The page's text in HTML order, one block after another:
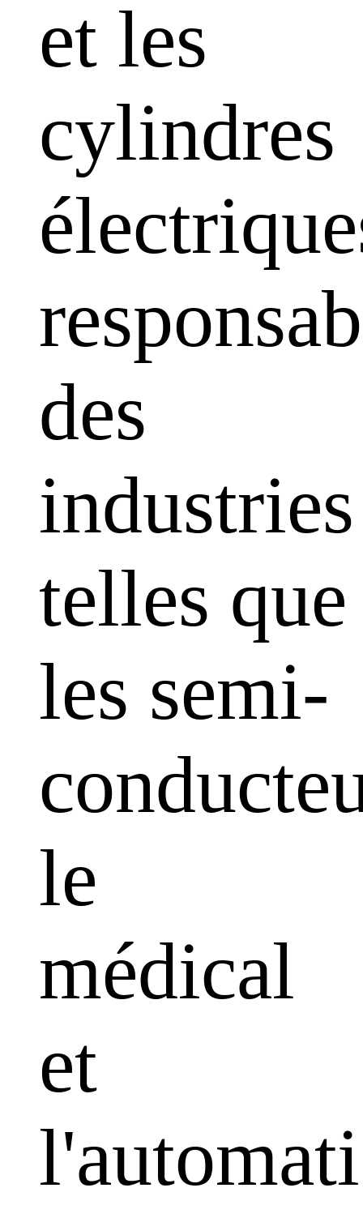
et les
cylindres
des
industries
telles que
les semi-
le
médical
et